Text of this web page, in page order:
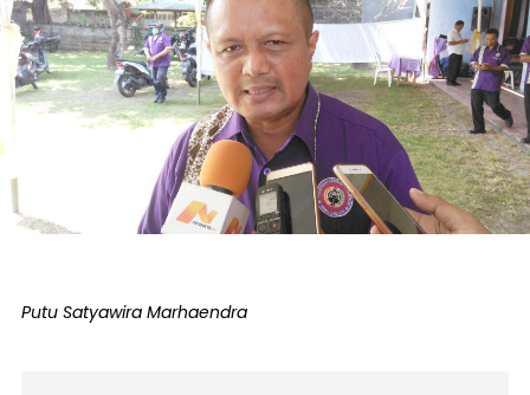
Putu Satyawira Marhaendra